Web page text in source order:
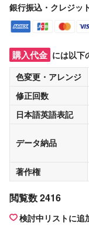
銀行振込・クレジッ
購入代金 には以下
色変更・アレンジ
修正回数
日本語英語表記
データ納品
著作権
閲覧数 2416
検討中リストに追